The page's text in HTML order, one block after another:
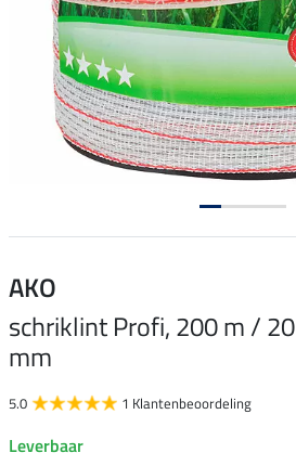
AKO
schriklint Profi, 200 m / 20
mm
5.0 1 Klantenbeoordeling
Leverbaar